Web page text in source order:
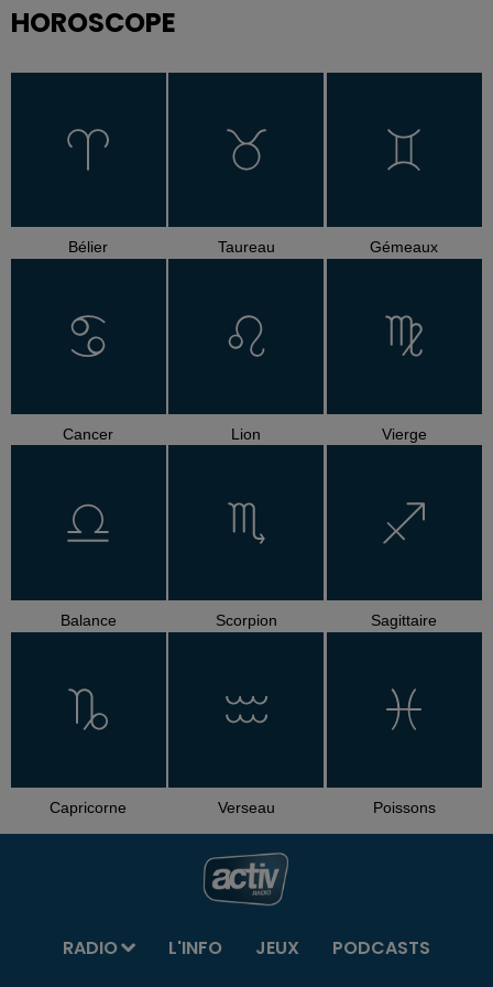
HOROSCOPE
Bélier Taureau Gémeaux
Cancer Lion Vierge
Balance Scorpion Sagittaire
Capricorne Verseau Poissons
RADIO L'INFO JEUX
PODCASTS